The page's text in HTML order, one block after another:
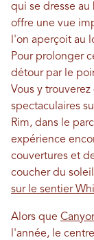
qui se dresse
offre une vue
l'on aperçoit au
Pour prolonger
détour par le
Vous y
spectaculaires
Rim, dans le
expérience
couvertures et
coucher du
sur le sentier
Alors que
l'année, le